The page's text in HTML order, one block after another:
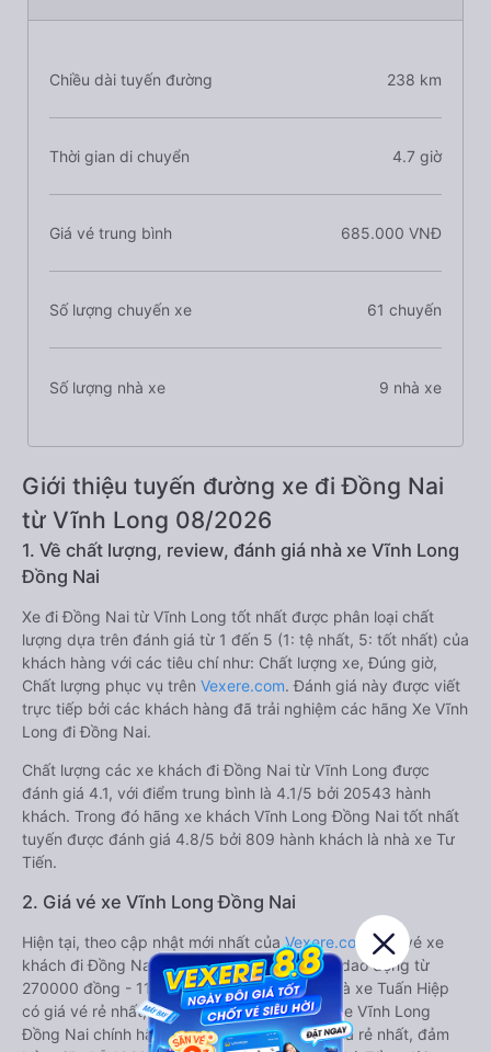
Chiều dài tuyến đường 238 km
Thời gian di chuyển 4.7 giờ
Giá vé trung bình 685.000 VNĐ
Số lượng chuyến xe 61 chuyến
Số lượng nhà xe 9 nhà xe
Giới thiệu tuyến đường xe đi Đồng Nai
từ Vĩnh Long 08/2026
1. Về chất lượng, review, đánh giá nhà xe Vĩnh Long
Đồng Nai
Xe đi Đồng Nai từ Vĩnh Long tốt nhất được phân loại chất
lượng dựa trên đánh giá từ 1 đến 5 (1: tệ nhất, 5: tốt nhất) của
khách hàng với các tiêu chí như: Chất lượng xe, Đúng giờ,
Chất lượng phục vụ trên Vexere.com. Đánh giá này được viết
trực tiếp bởi các khách hàng đã trải nghiệm các hãng Xe Vĩnh
Long đi Đồng Nai.
Chất lượng các xe khách đi Đồng Nai từ Vĩnh Long được
đánh giá 4.1, với điểm trung bình là 4.1/5 bởi 20543 hành
khách. Trong đó hãng xe khách Vĩnh Long Đồng Nai tốt nhất
tuyến được đánh giá 4.8/5 bởi 809 hành khách là nhà xe Tư
Tiến.
2. Giá vé xe Vĩnh Long Đồng Nai
Hiện tại, theo cập nhật mới nhất củaVexere.com
, giá vé xe
khách đi Đồng Nai từ Vĩnh Long có mức giá dao động từ
270000 đồng - 1100000 đồng. Trong đó, nhà xe Tuấn Hiệp
có giá vé rẻ nhất, chỉ 270000 đồng. Đặt vé xe Vĩnh Long
Đồng Nai chính hãng tạiVexere.comđể có giá rẻ nhất, đảm